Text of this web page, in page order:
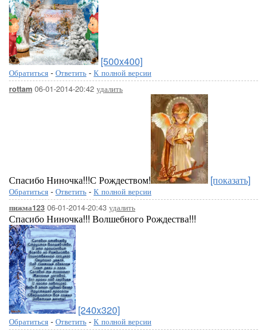
[500x400]
Обратиться - Ответить - К полной версии
rottam 06-01-2014-20:42 удалить
Спасибо Ниночка!!!С Рождеством! [показать]
Обратиться - Ответить - К полной версии
пижма123 06-01-2014-20:43 удалить
Спасибо Ниночка!!! Волшебного Рождества!!!
[240x320]
Обратиться - Ответить - К полной версии